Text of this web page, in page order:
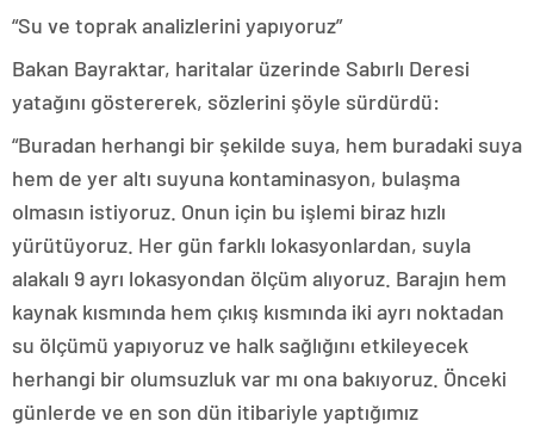
“Su ve toprak analizlerini yapıyoruz”
Bakan Bayraktar, haritalar üzerinde Sabırlı Deresi
yatağını göstererek, sözlerini şöyle sürdürdü:
“Buradan herhangi bir şekilde suya, hem buradaki suya
hem de yer altı suyuna kontaminasyon, bulaşma
olmasın istiyoruz. Onun için bu işlemi biraz hızlı
yürütüyoruz. Her gün farklı lokasyonlardan, suyla
alakalı 9 ayrı lokasyondan ölçüm alıyoruz. Barajın hem
kaynak kısmında hem çıkış kısmında iki ayrı noktadan
su ölçümü yapıyoruz ve halk sağlığını etkileyecek
herhangi bir olumsuzluk var mı ona bakıyoruz. Önceki
günlerde ve en son dün itibariyle yaptığımız